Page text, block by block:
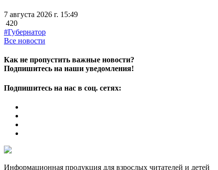
7 августа 2026 г. 15:49
420
#Губернатор
Все новости
Как не пропустить важные новости?
Подпишитесь на наши уведомления!
Подпишитесь на нас в соц. сетях:
Информационная продукция для взрослых читателей и детей